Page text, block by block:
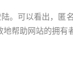
。可以看出，
帮助网站的拥有